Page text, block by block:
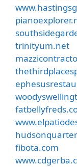
trinityum.net
fibota.com